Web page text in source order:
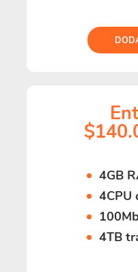
4GB
4CPU
4TB